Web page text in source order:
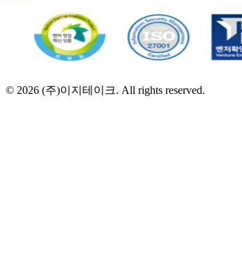
© 2026 (주)이지테이크. All rights reserved.